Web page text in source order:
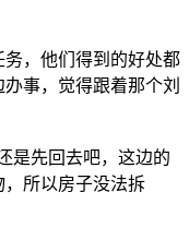
，他们得到的好处都
事，觉得跟着那个刘
是先回去吧，这边的
所以房子没法拆